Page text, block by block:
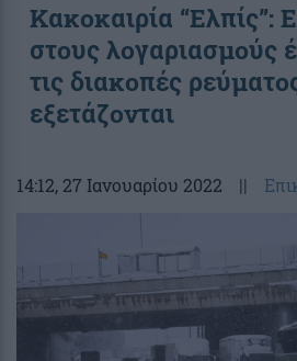
Κακοκαιρία “Ελπίς”:
στους λογαριασμούς
τις διακοπές
εξετάζονται
14:12, 27 Ιανουαρίου 2022 ||